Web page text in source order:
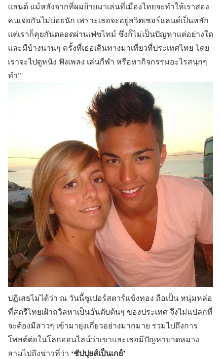
แลนด์ แม้หลังจากที่ผมย้ายมาเล่นที่เมืองไทยจะทำให้เราสอง
คนเจอกันไม่บ่อยนัก เพราะเธอจะอยู่สวิตเซอร์แลนด์เป็นหลัก
แต่เราก็คุยกันตลอดผ่านเฟซไทม์ ซึ่งก็ไม่เป็นปัญหาแต่อย่างใด
และมีบ้างนานๆ ครั้งที่เธอเดินทางมาเที่ยวที่ประเทศไทย โดย
เราจะไปดูหนัง ฟังเพลง เล่นกีฬา หรือหากิจกรรมอะไรสนุกๆ
ทำ”
ปฏิเสธไม่ได้ว่า ณ วันนี้ซูเปอร์สตาร์แข้งทอง ถือเป็นหนุ่มหล่อ
ที่สตรีไทยเฝ้าถวิลหาเป็นอันดับต้นๆ ของประเทศจึงไม่แปลกที่
จะต้องมีสาวๆ เข้ามายุ่งเกี่ยวอย่างมากมาย รวมไปถึงการ
โพสต์ต่อในโลกออนไลน์ว่าเขาและเธอมีปัญหาบาดหมาง
ลามไปถึงข่าวที่ว่า ‘ชัปปุยส์เป็นเกย์’